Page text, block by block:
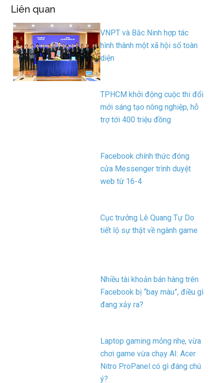
Liên quan
VNPT và Bắc Ninh hợp tác
hình thành một xã hội số toàn
diện
TPHCM khởi động cuộc thi đổi
mới sáng tạo nông nghiệp, hỗ
trợ tới 400 triệu đồng
Facebook chính thức đóng
cửa Messenger trình duyệt
web từ 16-4
Cục trưởng Lê Quang Tự Do
tiết lộ sự thật về ngành game
Nhiều tài khoản bán hàng trên
Facebook bị “bay màu”, điều gì
đang xảy ra?
Laptop gaming mỏng nhẹ, vừa
chơi game vừa chạy AI: Acer
Nitro ProPanel có gì đáng chú
ý?